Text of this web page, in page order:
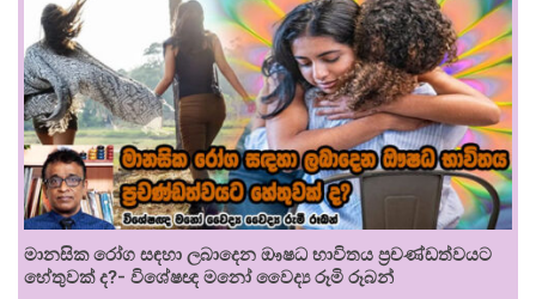
මානසික රෝග සඳහා ලබාදෙන ඖෂධ භාවිතය ප්‍රචණ්ඩත්වයට
හේතුවක් ද?- විශේෂඥ මනෝ වෛද්‍ය රූමි රූබන්